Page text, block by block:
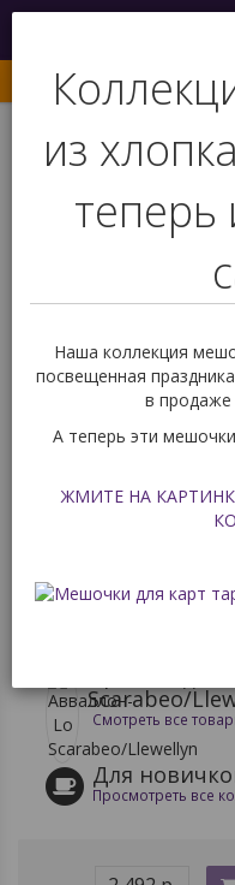
+7 (927) 239 77 03
Обратный звонок
Вас ждет подарок!
Карты Таро
Карты Таро для
Таро
Scarabeo/
Смотреть все
Для
Просмотреть все
из
Наша коллекция
посвещенная
в продаже
А теперь эти
ЖМИТЕ НА